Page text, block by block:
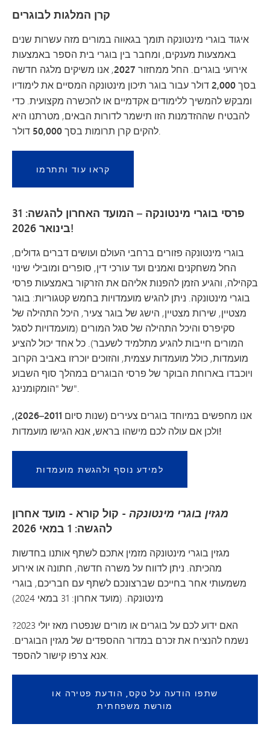
קרן המלגות לבוגרים
איגוד בוגרי מינטונקה תומך בגאווה במורים מזה עשרות שנים
באמצעות מענקים, ומחבר בין בוגרי בית הספר באמצעות
אירועי בוגרים. החל ממחזור 2027 , אנו משיקים מלגה חדשה
בסך 2,000 דולר
עבור בוגר תיכון מינטונקה המסיים את לימודיו
ומבקש להמשיך ללימודים אקדמיים או להכשרה מקצועית. כדי
להבטיח שההזדמנות הזו תישמר לדורות הבאים, מטרתנו היא
להקים קרן תרומות בסך 50,000 דולר .
קראו עוד ותתרמו
פרסי בוגרי מינטונקה – המועד האחרון להגשה: 31
בינואר 2026!
בוגרי מינטונקה פזורים ברחבי העולם ועושים דברים גדולים,
החל משחקנים ואמנים ועד עורכי דין, סופרים ומובילי שינוי
בקהילה, והגיע הזמן להפנות אליהם את הזרקור באמצעות פרסי
בוגרי מינטונקה. ניתן להגיש מועמדויות בחמש קטגוריות: בוגר
מצטיין, שירות מצטיין, הישג של בוגר צעיר, היכל התהילה של
סקיפרס והיכל התהילה של סגל המורים (מועמדויות לסגל
המורים חייבות להגיע מתלמיד לשעבר). כל אחד יכול להציע
מועמדות, כולל מועמדות עצמית, והזוכים יוכרזו באביב הקרוב
ויוכבדו בארוחת הבוקר של פרסי הבוגרים במהלך סוף השבוע
של "הומקומנינג".
אנו מחפשים במיוחד בוגרים צעירים (שנות סיום 2011–2026),
ולכן אם עולה לכם מישהו בראש, אנא הגישו מועמדות!
למידע נוסף ולהגשת מועמדות
מגזין בוגרי מינטונקה - קול קורא - מועד אחרון
להגשה: 1 במאי 2026
מגזין בוגרי מינטונקה מזמין אתכם לשתף אותנו בחדשות
מהכיתה. ניתן לדווח על משרה חדשה, חתונה או אירוע
משמעותי אחר בחייכם שברצונכם לשתף עם חבריכם, בוגרי
מינטונקה. (מועד אחרון: 31 במאי 2024)
האם ידוע לכם על בוגרים או מורים שנפטרו מאז יולי 2023?
נשמח להנציח את זכרם במדור ההספדים של מגזין הבוגרים.
אנא צרפו קישור להספד.
שתפו הודעה על טקס, הודעת פטירה או
מורשת משפחתית